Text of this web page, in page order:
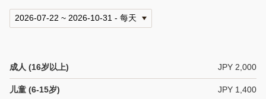
成人 (16岁以上) JPY 2,000
儿童 (6-15岁) JPY 1,400